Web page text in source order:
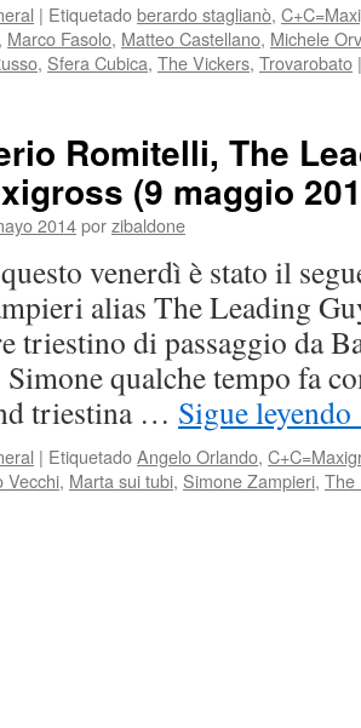
| Etiquetadoberardo staglianò,
, Marco Fasolo, Matteo Castellano, Michele
, Sfera Cubica, The Vickers, Trovarobato |
Romitelli, The
(9 maggio
2014porzibaldone
venerdì è stato il
alias The Leading
triestino di passaggio da
qualche tempo fa
triestina … Sigue leyendo
| EtiquetadoAngelo Orlando,
Vecchi, Marta sui tubi, Simone Zampieri, The